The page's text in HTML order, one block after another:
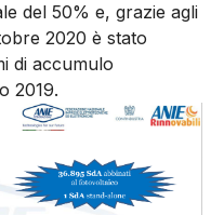
del 50% e, grazie agli
2020 è stato
di accumulo
2019.